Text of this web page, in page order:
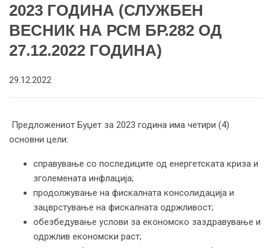
2023 ГОДИНА (СЛУЖБЕН
ВЕСНИК НА РСМ БР.282 ОД
27.12.2022 ГОДИНА)
29.12.2022
Предложениот Буџет за 2023 година има четири (4)
основни цели:
справување со последиците од енергетската криза и
зголемената инфлација;
продолжување на фискалната консолидација и
зацврстување на фискалната одржливост;
обезбедување услови за економско заздравување и
одржлив економски раст;